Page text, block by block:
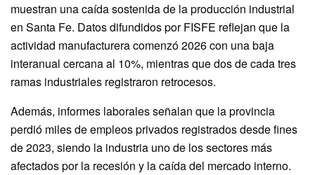
muestran una caída sostenida de la producción industrial
en Santa Fe. Datos difundidos por FISFE reflejan que la
actividad manufacturera comenzó 2026 con una baja
interanual cercana al 10%, mientras que dos de cada tres
ramas industriales registraron retrocesos.
Además, informes laborales señalan que la provincia
perdió miles de empleos privados registrados desde fines
de 2023, siendo la industria uno de los sectores más
afectados por la recesión y la caída del mercado interno.